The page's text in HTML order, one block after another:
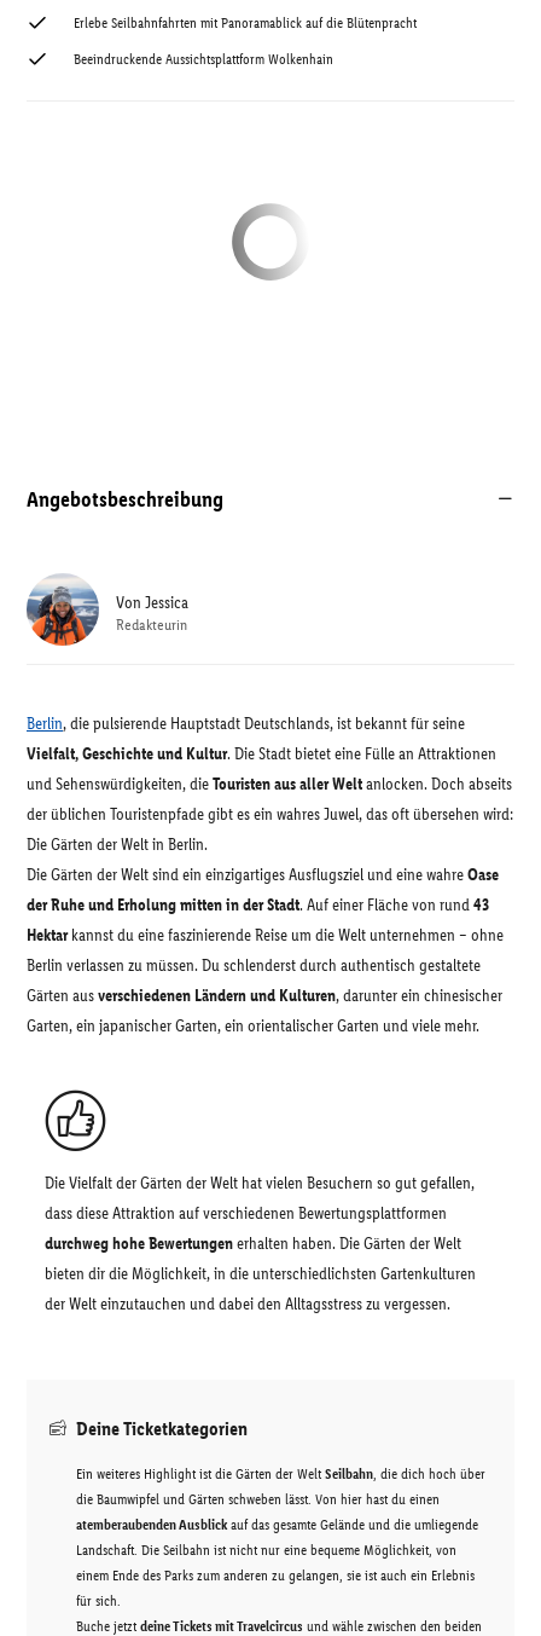
Erlebe Seilbahnfahrten mit Panoramablick auf die Blütenpracht
Beeindruckende Aussichtsplattform Wolkenhain
Angebotsbeschreibung
Berlin, die pulsierende Hauptstadt Deutschlands, ist bekannt für seine
Vielfalt, Geschichte und Kultur. Die Stadt bietet eine Fülle an Attraktionen
und Sehenswürdigkeiten, dieTouristen aus aller Weltanlocken. Doch abseits
der üblichen Touristenpfade gibt es ein wahres Juwel, das oft übersehen wird:
Die Gärten der Welt in Berlin.
Die Gärten der Welt sind ein einzigartiges Ausflugsziel und eine wahreOase
der Ruhe und Erholung mitten in der Stadt. Auf einer Fläche von rund43
Hektarkannst du eine faszinierende Reise um die Welt unternehmen – ohne
Berlin verlassen zu müssen. Du schlenderst durch authentisch gestaltete
Gärten ausverschiedenen Ländern und Kulturen, darunter ein chinesischer
Garten, ein japanischer Garten, ein orientalischer Garten und viele mehr.
Die Vielfalt der Gärten der Welt hat vielen Besuchern so gut gefallen,
dass diese Attraktion auf verschiedenen Bewertungsplattformen
durchweg hohe Bewertungenerhalten haben. Die Gärten der Welt
bieten dir die Möglichkeit, in die unterschiedlichsten Gartenkulturen
der Welt einzutauchen und dabei den Alltagsstress zu vergessen.
Deine Ticketkategorien
Ein weiteres Highlight ist die Gärten der Welt Seilbahn, die dich hoch über
die Baumwipfel und Gärten schweben lässt. Von hier hast du einen
atemberaubenden Ausblickauf das gesamte Gelände und die umliegende
Landschaft. Die Seilbahn ist nicht nur eine bequeme Möglichkeit, von
einem Ende des Parks zum anderen zu gelangen, sie ist auch ein Erlebnis
für sich.
Buche jetzt deine Tickets mit Travelcircus und wähle zwischen den beiden
Von Jessica
Redakteurin